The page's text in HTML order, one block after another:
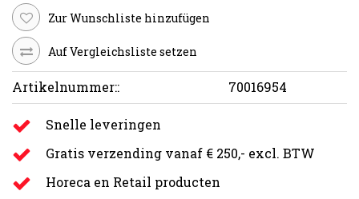
Zur Wunschliste hinzufügen
Auf Vergleichsliste setzen
Artikelnummer:: 70016954
Snelle leveringen
Gratis verzending vanaf € 250,- excl. BTW
Horeca en Retail producten